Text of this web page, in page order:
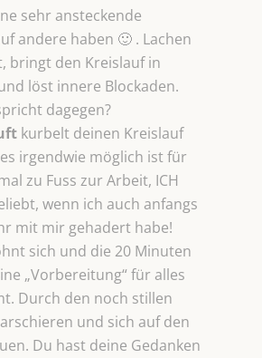
sehr ansteckende
andere haben 🙂 . Lachen
bringt den Kreislauf in
löst innere Blockaden.
dagegen?
kurbelt deinen Kreislauf
irgendwie möglich ist für
zu Fuss zur Arbeit, ICH
wenn ich auch anfangs
mit mir gehadert habe!
sich und die 20 Minuten
„Vorbereitung“ für alles
Durch den noch stillen
und sich auf den
Du hast deine Gedanken